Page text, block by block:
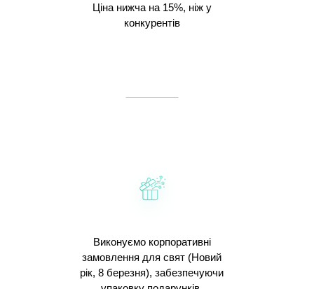
Ціна нижча на 15%, ніж у
конкурентів
Виконуємо корпоративні
замовлення для свят (Новий
рік, 8 березня), забезпечуючи